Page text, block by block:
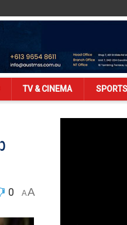
TV & CINEMA SPORTS
0 AA